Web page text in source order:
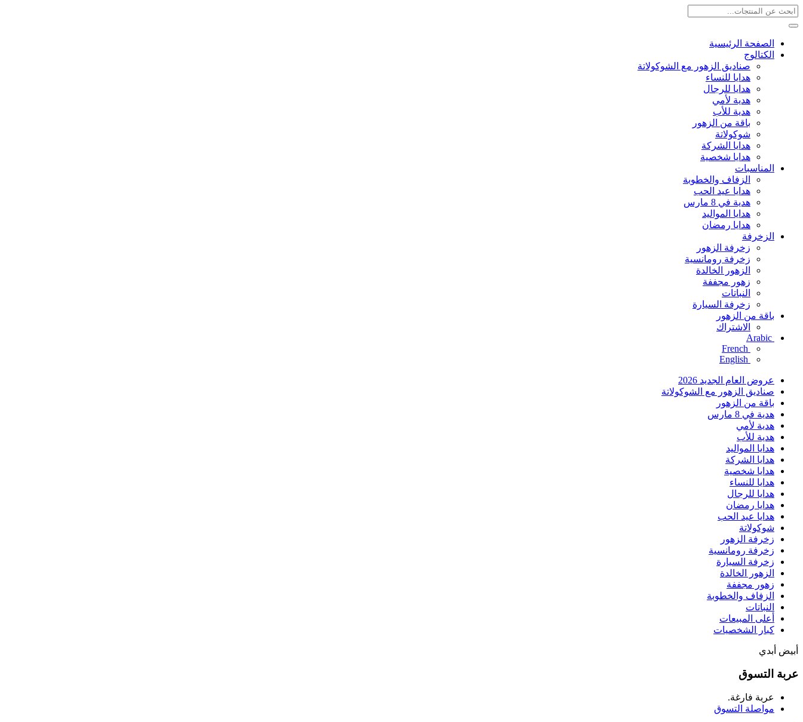
الصفحة الرئيسية
الكتالوج
صناديق الزهور مع الشوكولاتة
هدايا للنساء
هدايا للرجال
هدية لأمي
هدية للأب
باقة من الزهور
شوكولاتة
هدايا الشركة
هدايا شخصية
المناسبات
الزفاف والخطوبة
هدايا عيد الحب
هدية في 8 مارس
هدايا المواليد
هدايا رمضان
الزخرفة
زخرفة الزهور
زخرفة رومانسية
الزهور الخالدة
زهور مجففة
النباتات
زخرفة السيارة
باقة من الزهور
الاشتراك
Arabic
French
English
عروض العام الجديد 2026
صناديق الزهور مع الشوكولاتة
باقة من الزهور
هدية في 8 مارس
هدية لأمي
هدية للأب
هدايا المواليد
هدايا الشركة
هدايا شخصية
هدايا للنساء
هدايا للرجال
هدايا رمضان
هدايا عيد الحب
شوكولاتة
زخرفة الزهور
زخرفة رومانسية
زخرفة السيارة
الزهور الخالدة
زهور مجففة
الزفاف والخطوبة
النباتات
أعلى المبيعات
كبار الشخصيات
أبيض أبدي
عربة التسوق
عربة فارغة.
مواصلة التسوق